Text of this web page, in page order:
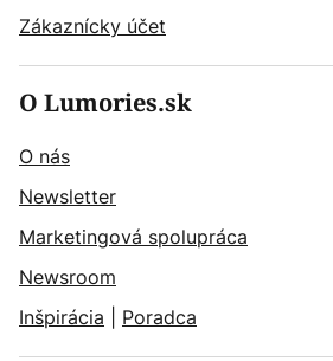
Zákaznícky účet
O Lumories.sk
O nás
Newsletter
Marketingová spolupráca
Newsroom
Inšpirácia
Poradca